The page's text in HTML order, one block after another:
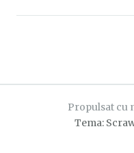
Propulsat cu
Tema: